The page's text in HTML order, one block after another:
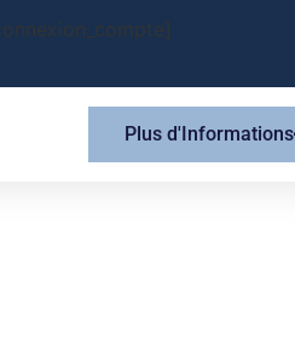
Plus d'Informations